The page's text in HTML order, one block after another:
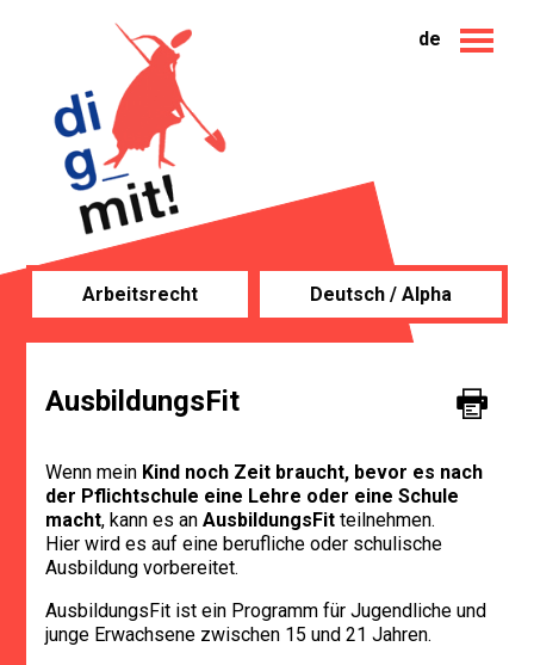
de
Arbeitsrecht Deutsch / Alpha
AusbildungsFit
Wenn mein Kind noch Zeit braucht, bevor es nach
der Pflichtschule eine Lehre oder eine Schule
macht, kann es anAusbildungsFit teilnehmen.
Hier wird es auf eine berufliche oder schulische
Ausbildung vorbereitet.
AusbildungsFit ist ein Programm für Jugendliche und
junge Erwachsene zwischen 15 und 21 Jahren.